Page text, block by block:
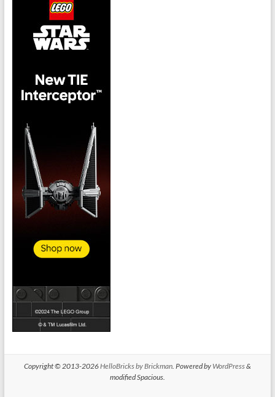
Copyright © 2013-2026HelloBricks by Brickman. Powered by WordPress&
modified Spacious.